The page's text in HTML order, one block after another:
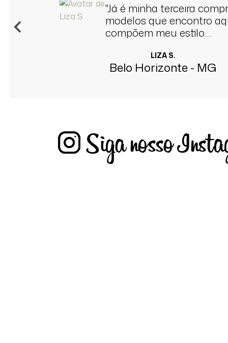
"Já é minha terceira
modelos que encontro
compõem meu estilo.
LIZA S.
Belo Horizonte - MG